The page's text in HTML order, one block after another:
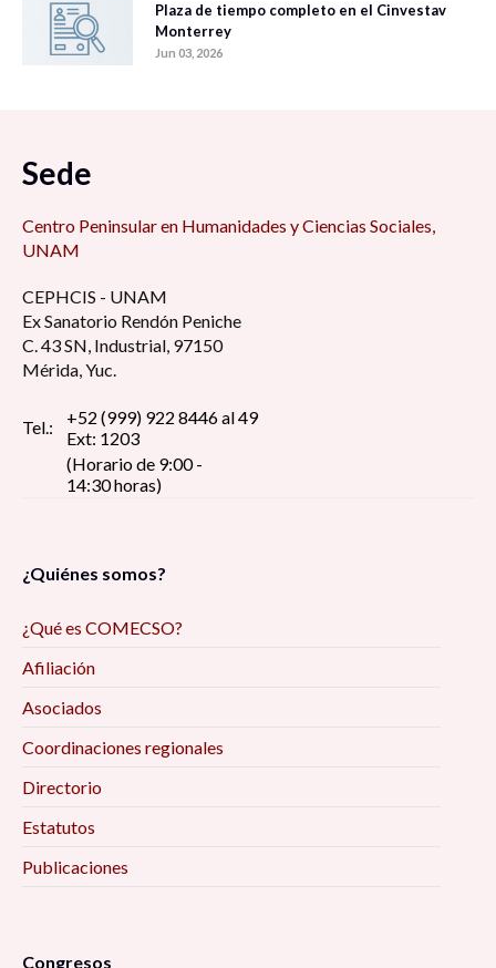
Plaza de tiempo completo en el Cinvestav
Monterrey
Jun 03, 2026
Sede
Centro Peninsular en Humanidades y Ciencias Sociales,
UNAM
CEPHCIS - UNAM
Ex Sanatorio Rendón Peniche
C. 43 SN, Industrial, 97150
Mérida, Yuc.
Tel.:
+52 (999) 922 8446 al 49
Ext: 1203
(Horario de 9:00 -
14:30 horas)
¿Quiénes somos?
¿Qué es COMECSO?
Afiliación
Asociados
Coordinaciones regionales
Directorio
Estatutos
Publicaciones
Congresos